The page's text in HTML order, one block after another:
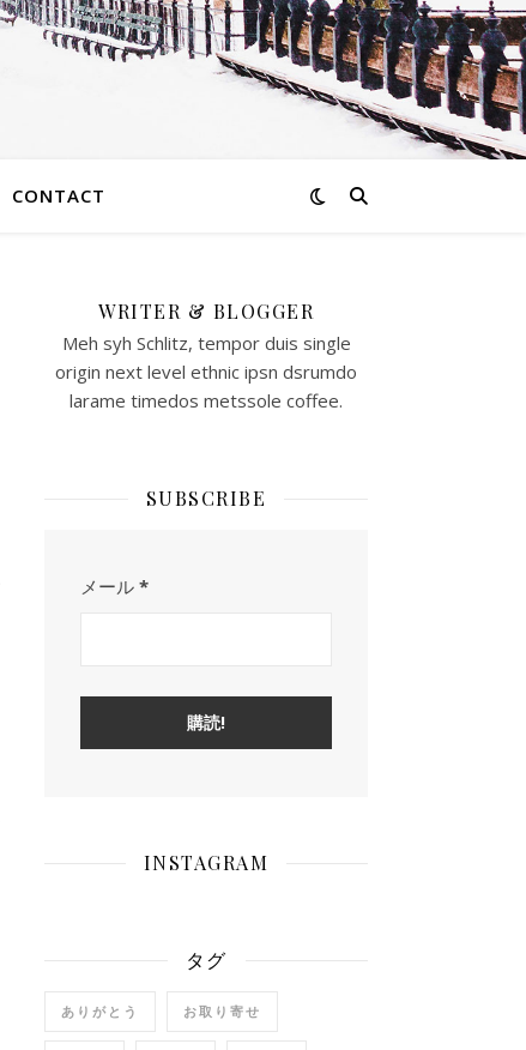
CONTACT
WRITER & BLOGGER
Meh syh Schlitz, tempor duis single
origin next level ethnic ipsn dsrumdo
larame timedos metssole coffee.
SUBSCRIBE
メール *
INSTAGRAM
タグ
ありがとう お取り寄せ